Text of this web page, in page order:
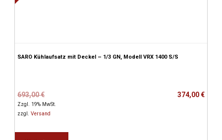
SARO Kühlaufsatz mit Deckel – 1/3 GN, Modell VRX 1400 S/S
693,00€Ursprünglicher
Preis
war:
374,00€
Aktueller
Preis
ist:
Zzgl. 19% MwSt.
zzgl.Versand